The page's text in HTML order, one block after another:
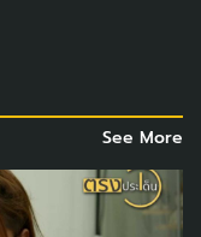
See More